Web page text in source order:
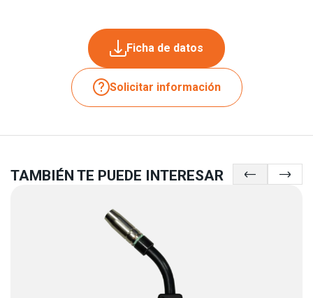
Ficha de datos
Solicitar información
TAMBIÉN TE PUEDE INTERESAR